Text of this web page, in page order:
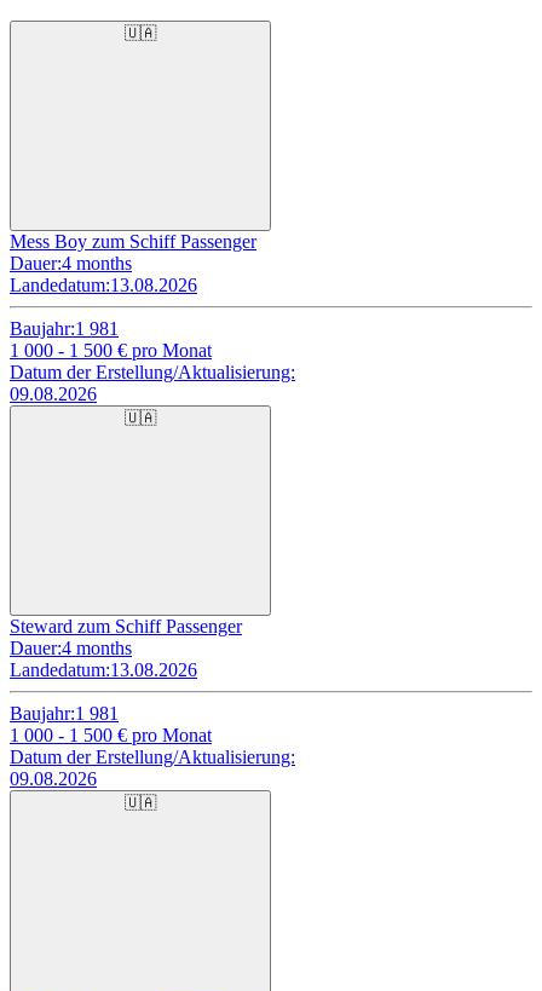
🇺🇦
Mess Boy zum Schiff Passenger
Dauer:4 months
Landedatum:13.08.2026
Baujahr:1 981
1 000 - 1 500 € pro Monat
Datum der Erstellung/Aktualisierung:
09.08.2026
🇺🇦
Steward zum Schiff Passenger
Dauer:4 months
Landedatum:13.08.2026
Baujahr:1 981
1 000 - 1 500 € pro Monat
Datum der Erstellung/Aktualisierung:
09.08.2026
🇺🇦